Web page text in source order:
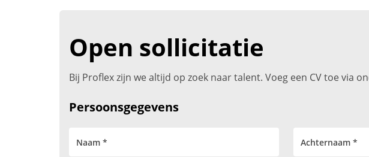
Open sollicitatie
Bij Proflex zijn we altijd op zoek naar talent. Voeg een CV toe via
Persoonsgegevens